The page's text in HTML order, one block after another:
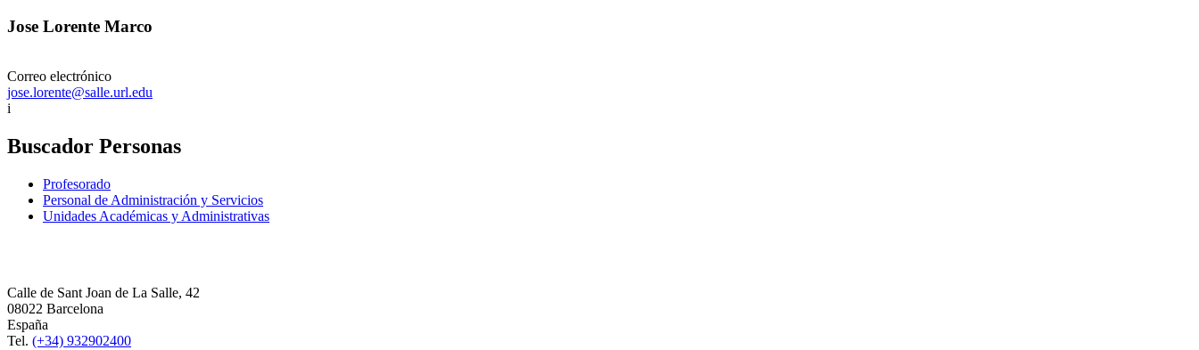
Jose Lorente Marco
Correo electrónico
jose.lorente@salle.url.edu
i
Buscador Personas
Profesorado
Personal de Administración y Servicios
Unidades Académicas y Administrativas
Calle de Sant Joan de La Salle, 42
08022 Barcelona
España
Tel. (+34) 932902400